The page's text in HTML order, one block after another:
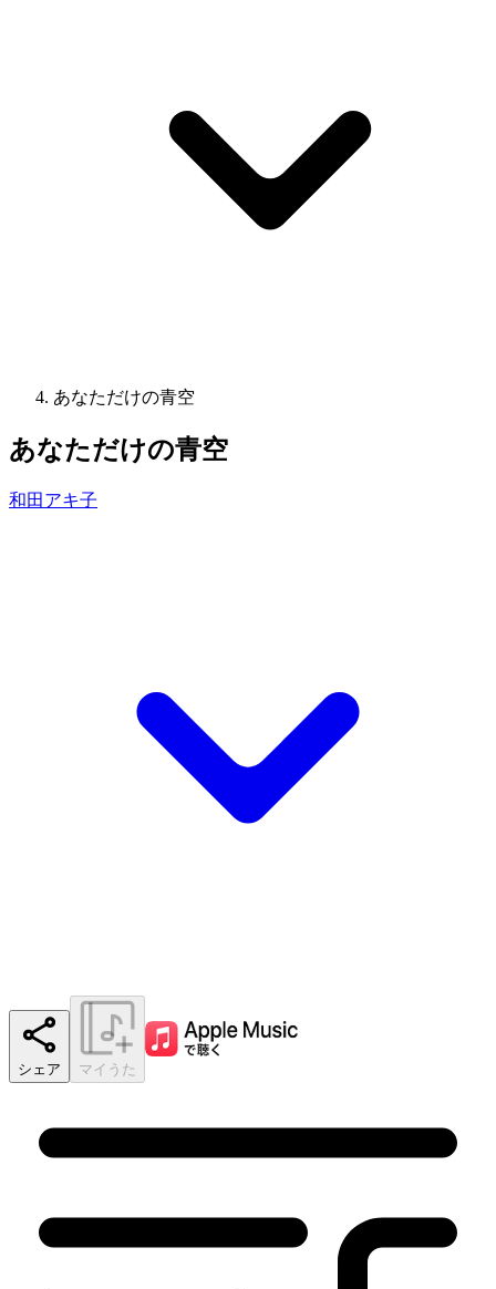
あなただけの青空
あなただけの青空
和田アキ子
シェア マイうた